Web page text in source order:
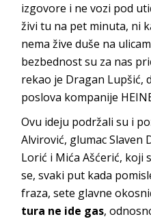
izgovore i ne vozi pod
živi tu na pet minuta, ni
nema žive duše na
bezbednost su za nas
rekao je Dragan
poslova kompanije
Ovu ideju podržali su i
Alvirović, glumac
Lorić i Mića Ašćerić, koji
se, svaki put kada
fraza, sete glavne
tura ne ide gas,